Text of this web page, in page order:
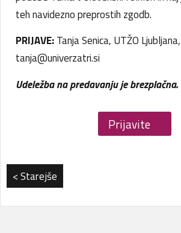
teh navidezno preprostih zgodb.
PRIJAVE:Tanja Senica, UTŽO
tanja@univerzatri.si
Udeležba na predavanju je brezplačna.
< Starejše
Prijavite
se